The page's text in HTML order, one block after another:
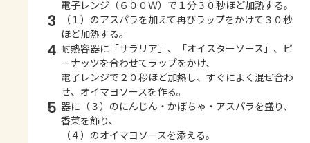
電子レンジ（６００Ｗ）で１分３０秒ほど加熱する。
3
（１）のアスパラを加えて再びラップをかけて３０秒
ほど加熱する。
4 耐熱容器に「サラリア」、「オイスターソース」、ピ
ーナッツを合わせてラップをかけ、
電子レンジで２０秒ほど加熱し、すぐによく混ぜ合わ
せ、オイマヨソースを作る。
5 器に（３）のにんじん・かぼちゃ・アスパラを盛り、
香菜を飾り、
（４）のオイマヨソースを添える。